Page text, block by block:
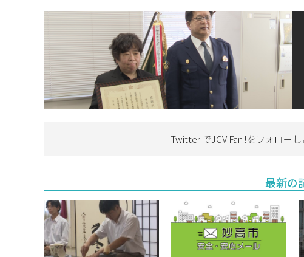
Twitter でJCV Fan !をフォローし
最新の